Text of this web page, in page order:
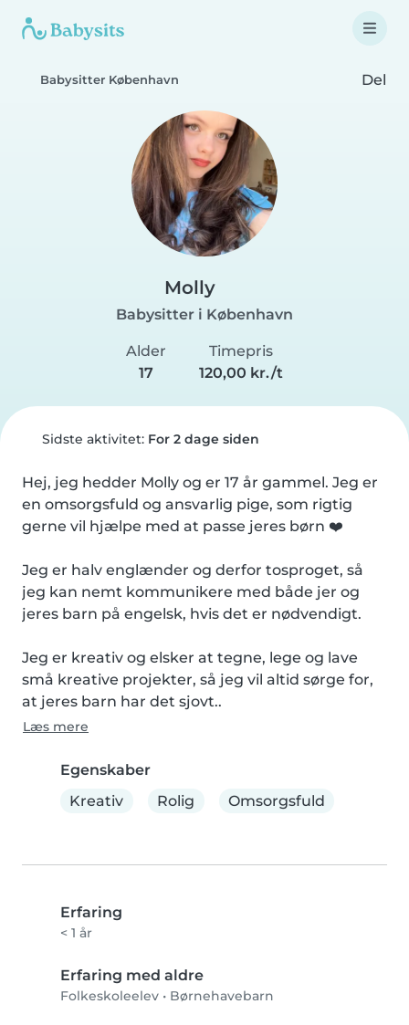
Babysitter København Del
Molly️
Babysitter i København
Alder
17
Timepris
120,00 kr./t
Sidste aktivitet: For 2 dage siden
Hej, jeg hedder Molly og er 17 år gammel. Jeg er
en omsorgsfuld og ansvarlig pige, som rigtig
gerne vil hjælpe med at passe jeres børn ❤️
Jeg er halv englænder og derfor tosproget, så
jeg kan nemt kommunikere med både jer og
jeres barn på engelsk, hvis det er nødvendigt.
Jeg er kreativ og elsker at tegne, lege og lave
små kreative projekter, så jeg vil altid sørge for,
at jeres barn har det sjovt..
Læs mere
Egenskaber
Kreativ
Rolig Omsorgsfuld
Erfaring
< 1 år
Erfaring med aldre
Folkeskoleelev • Børnehavebarn